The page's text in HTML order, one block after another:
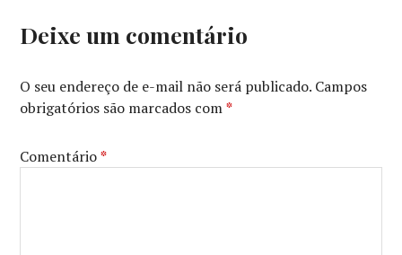
Deixe um comentário
O seu endereço de e-mail não será publicado. Campos
obrigatórios são marcados com*
Comentário*